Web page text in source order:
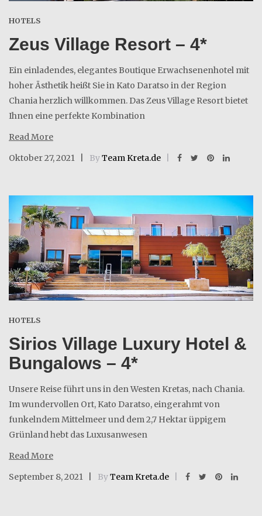
HOTELS
Zeus Village Resort – 4*
Ein einladendes, elegantes Boutique Erwachsenenhotel mit
hoher Ästhetik heißt Sie in Kato Daratso in der Region
Chania herzlich willkommen. Das Zeus Village Resort bietet
Ihnen eine perfekte Kombination
Read More
Oktober 27, 2021
ByTeam Kreta.de
HOTELS
Sirios Village Luxury Hotel &
Bungalows – 4*
Unsere Reise führt uns in den Westen Kretas, nach Chania.
Im wundervollen Ort, Kato Daratso, eingerahmt von
funkelndem Mittelmeer und dem 2,7 Hektar üppigem
Grünland hebt das Luxusanwesen
Read More
September 8, 2021
ByTeam Kreta.de